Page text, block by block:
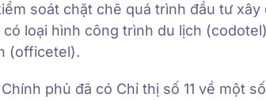
soát chặt chẽ quá trình đầu tư xây
loại hình công trình du lịch
(officetel).
phủ đã có Chỉ thị số 11 về một